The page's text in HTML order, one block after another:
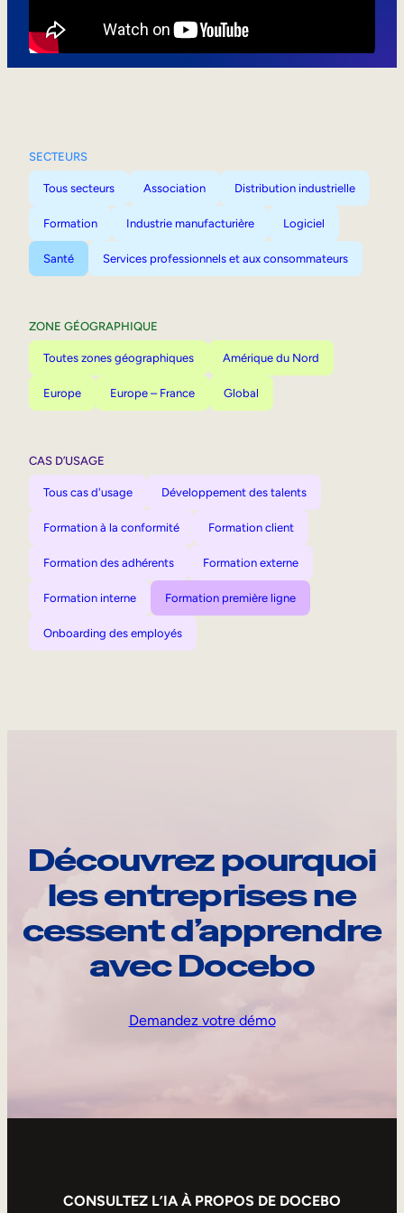
SECTEURS
Tous secteurs Association Distribution industrielle
Formation Industrie manufacturière Logiciel
Santé Services professionnels et aux consommateurs
ZONE GÉOGRAPHIQUE
Toutes zones géographiques Amérique du Nord
Europe Europe – France Global
CAS D’USAGE
Tous cas d'usage Développement des talents
Formation à la conformité Formation client
Formation des adhérents Formation externe
Formation interne Formation première ligne
Onboarding des employés
Découvrez pourquoi
les entreprises ne
cessent d’apprendre
avec Docebo
Demandez votre démo
CONSULTEZ L’IA À PROPOS DE DOCEBO